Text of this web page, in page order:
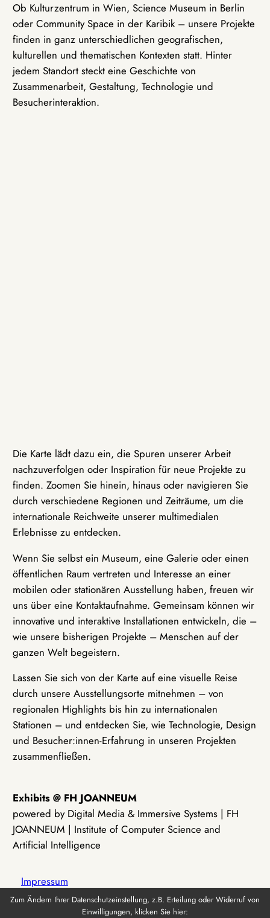
Ob Kulturzentrum in Wien, Science Museum in Berlin
oder Community Space in der Karibik – unsere Projekte
finden in ganz unterschiedlichen geografischen,
kulturellen und thematischen Kontexten statt. Hinter
jedem Standort steckt eine Geschichte von
Zusammenarbeit, Gestaltung, Technologie und
Besucherinteraktion.
Die Karte lädt dazu ein, die Spuren unserer Arbeit
nachzuverfolgen oder Inspiration für neue Projekte zu
finden. Zoomen Sie hinein, hinaus oder navigieren Sie
durch verschiedene Regionen und Zeiträume, um die
internationale Reichweite unserer multimedialen
Erlebnisse zu entdecken.
Wenn Sie selbst ein Museum, eine Galerie oder einen
öffentlichen Raum vertreten und Interesse an einer
mobilen oder stationären Ausstellung haben, freuen wir
uns über eine Kontaktaufnahme. Gemeinsam können wir
innovative und interaktive Installationen entwickeln, die –
wie unsere bisherigen Projekte – Menschen auf der
ganzen Welt begeistern.
Lassen Sie sich von der Karte auf eine visuelle Reise
durch unsere Ausstellungsorte mitnehmen – von
regionalen Highlights bis hin zu internationalen
Stationen – und entdecken Sie, wie Technologie, Design
und Besucher:innen-Erfahrung in unseren Projekten
zusammenfließen.
Exhibits @ FH JOANNEUM
powered by Digital Media & Immersive Systems | FH
JOANNEUM | Institute of Computer Science and
Artificial Intelligence
Impressum
Zum Ändern Ihrer Datenschutzeinstellung, z.B. Erteilung oder Widerruf von
Einwilligungen, klicken Sie hier: